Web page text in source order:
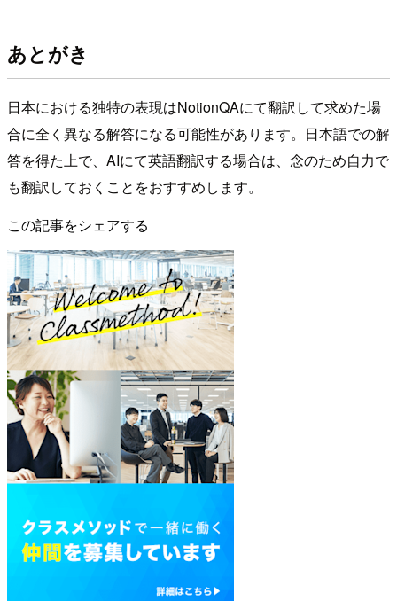
あとがき
日本における独特の表現はNotionQAにて翻訳して求めた場
合に全く異なる解答になる可能性があります。日本語での解
答を得た上で、AIにて英語翻訳する場合は、念のため自力で
も翻訳しておくことをおすすめします。
この記事をシェアする